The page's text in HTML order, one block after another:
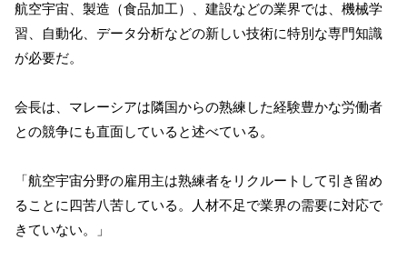
航空宇宙、製造（食品加工）、建設などの業界では、機械学
習、自動化、データ分析などの新しい技術に特別な専門知識
が必要だ。
会長は、マレーシアは隣国からの熟練した経験豊かな労働者
との競争にも直面していると述べている。
「航空宇宙分野の雇用主は熟練者をリクルートして引き留め
ることに四苦八苦している。人材不足で業界の需要に対応で
きていない。」